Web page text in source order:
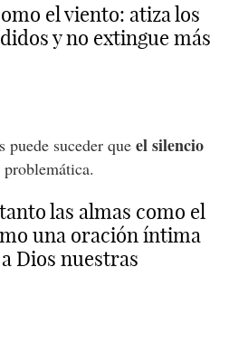
el viento: atiza los
y no extingue más
puede suceder que el silencio
las almas como el
una oración íntima
Dios nuestras